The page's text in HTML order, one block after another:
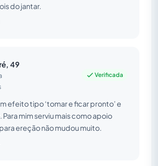
do jantar.
49
Verificada
efeito tipo ‘tomar e ficar pronto’ e
Para mim serviu mais como apoio
ereção não mudou muito.